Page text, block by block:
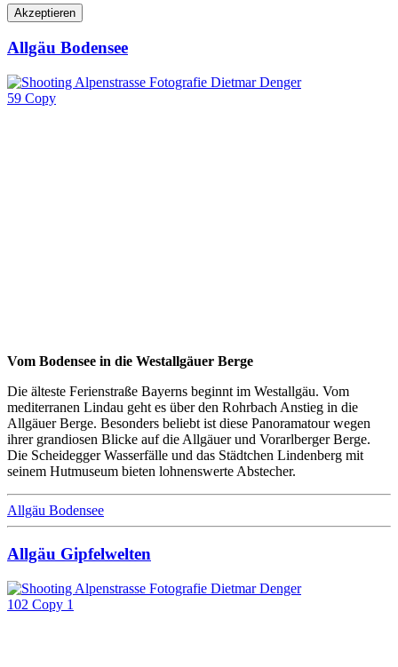
Akzeptieren
Allgäu Bodensee
Vom Bodensee in die Westallgäuer Berge
Die älteste Ferienstraße Bayerns beginnt im Westallgäu. Vom
mediterranen Lindau geht es über den Rohrbach Anstieg in die
Allgäuer Berge. Besonders beliebt ist diese Panoramatour wegen
ihrer grandiosen Blicke auf die Allgäuer und Vorarlberger Berge.
Die Scheidegger Wasserfälle und das Städtchen Lindenberg mit
seinem Hutmuseum bieten lohnenswerte Abstecher.
Allgäu Bodensee
Allgäu Gipfelwelten